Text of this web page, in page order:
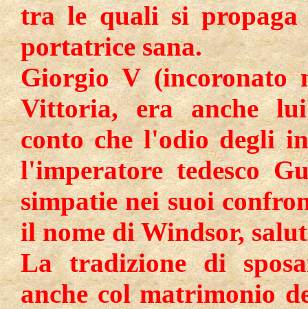
tra le quali si
portatrice sana.
Giorgio V (incoronato
Vittoria, era anche
conto che l'odio degli
l'imperatore tedesco
simpatie nei suoi
il nome di Windsor,
La tradizione di
anche col matrimonio